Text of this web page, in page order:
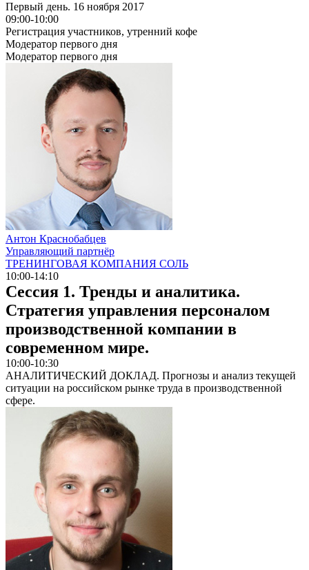
Первый день. 16 ноября 2017
09:00-10:00
Регистрация участников, утренний кофе
Модератор первого дня
Модератор первого дня
Антон Краснобабцев
Управляющий партнёр
ТРЕНИНГОВАЯ КОМПАНИЯ СОЛЬ
10:00-14:10
Сессия 1. Тренды и аналитика.
Стратегия управления персоналом
производственной компании в
современном мире.
10:00-10:30
АНАЛИТИЧЕСКИЙ ДОКЛАД. Прогнозы и анализ текущей
ситуации на российском рынке труда в производственной
сфере.